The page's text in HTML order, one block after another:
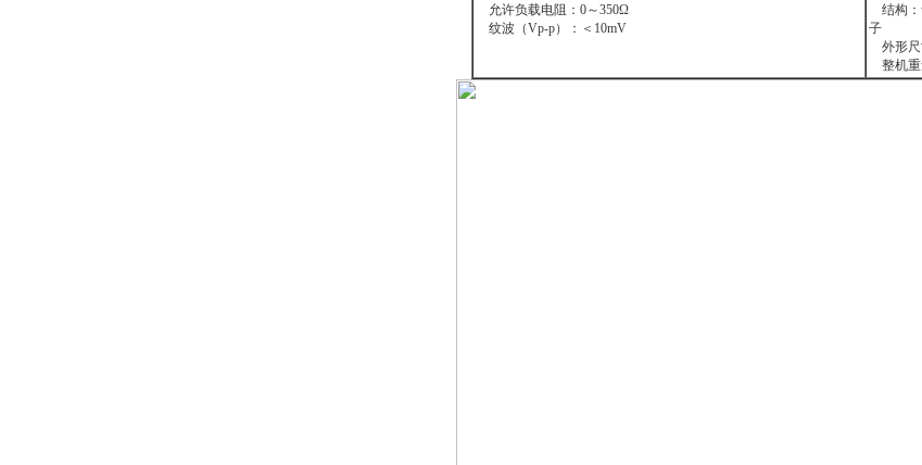
允许负载电阻：0～350Ω
纹波（Vp-p）：＜10mV
结构：
子
外形尺
整机重